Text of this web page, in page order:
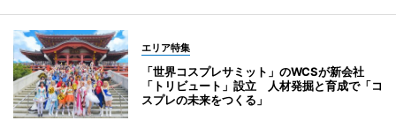
エリア特集
「世界コスプレサミット」のWCSが新会社
「トリビュート」設立 人材発掘と育成で「コ
スプレの未来をつくる」